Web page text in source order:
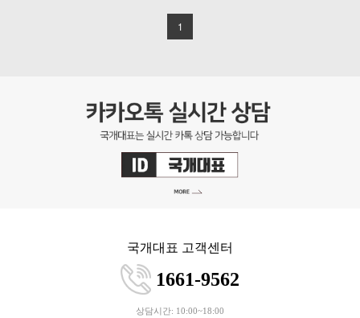
1
국개대표 고객센터
1661-9562
상담시간: 10:00~18:00